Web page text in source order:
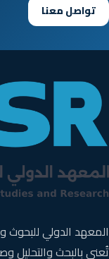
تواصل معنا
المعهد الدولي للبحوث
تُعنى بالبحث والتحليل